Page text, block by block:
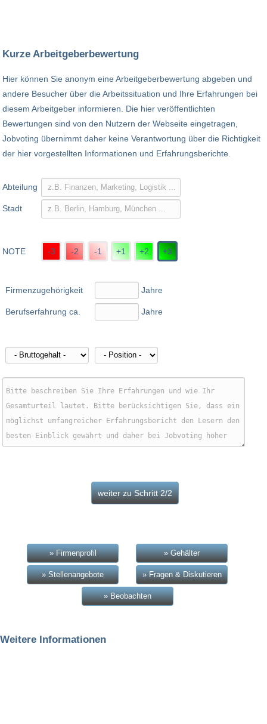
Kurze Arbeitgeberbewertung
Hier können Sie anonym eine Arbeitgeberbewertung abgeben und
andere Besucher über die Arbeitssituation und Ihre Erfahrungen bei
diesem Arbeitgeber informieren. Die hier veröffentlichten
Bewertungen sind von den Nutzern der Webseite eingetragen,
Jobvoting übernimmt daher keine Verantwortung über die Richtigkeit
der hier vorgestellten Informationen und Erfahrungsberichte.
Abteilung
Stadt
NOTE -3 -2 -1 +1 +2 +3
Firmenzugehörigkeit
Berufserfahrung ca.
Jahre
Jahre
» Firmenprofil » Gehälter
» Stellenangebote » Fragen & Diskutieren
» Beobachten
Weitere Informationen